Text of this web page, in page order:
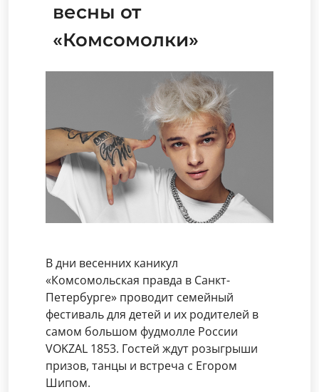
весны от
«Комсомолки»
В дни весенних каникул
«Комсомольская правда в Санкт-
Петербурге» проводит семейный
фестиваль для детей и их родителей в
самом большом фудмолле России
VOKZAL 1853. Гостей ждут розыгрыши
призов, танцы и встреча с Егором
Шипом.